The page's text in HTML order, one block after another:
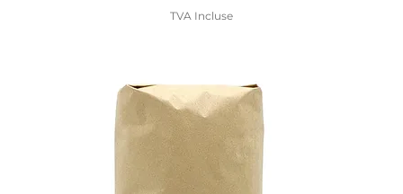
TVA Incluse